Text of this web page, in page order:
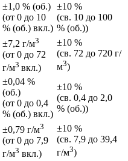
±1,0 % (об.)
(от 0 до 10
% (об.) вкл.)
±10 %
(св. 10 до 100
% (об.))
±7,2 г/м3
(от 0 до 72
г/м3 вкл.)
±10 %
(св. 72 до 720 г/
м3)
±0,04 %
(об.)
(от 0 до 0,4
% (об.) вкл.)
±10 %
(св. 0,4 до 2,0
% (об.))
±0,79 г/м3
(от 0 до 7,9
г/м3 вкл.)
±10 %
(св. 7,9 до 39,4
г/м3)